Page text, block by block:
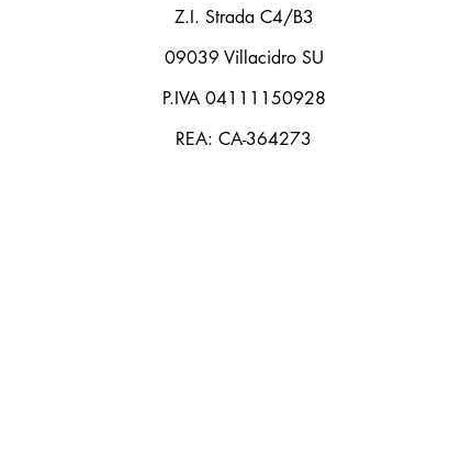
Z.I. Strada C4/B3
09039 Villacidro SU
P.IVA 04111150928
REA: CA-364273